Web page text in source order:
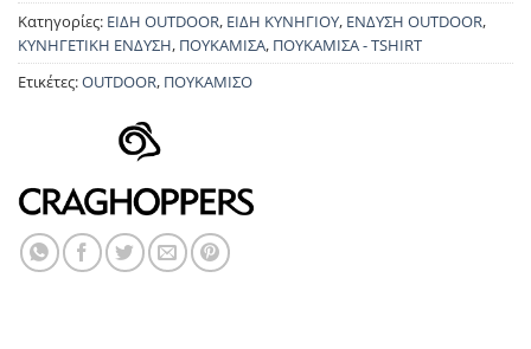
Κατηγορίες: ΕΙΔΗ OUTDOOR, ΕΙΔΗ ΚΥΝΗΓΙΟΥ, ΕΝΔΥΣΗ OUTDOOR,
ΚΥΝΗΓΕΤΙΚΗ ΕΝΔΥΣΗ, ΠΟΥΚΑΜΙΣΑ, ΠΟΥΚΑΜΙΣΑ - TSHIRT
Ετικέτες:OUTDOOR, ΠΟΥΚΑΜΙΣΟ